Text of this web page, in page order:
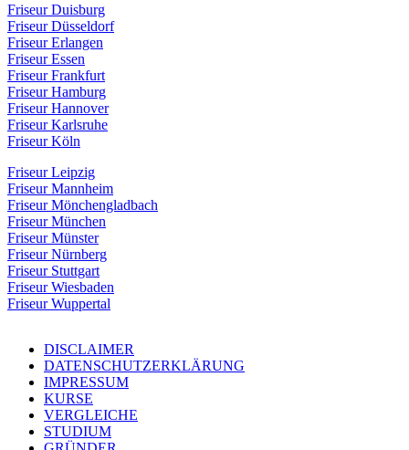
Friseur Duisburg
Friseur Düsseldorf
Friseur Erlangen
Friseur Essen
Friseur Frankfurt
Friseur Hamburg
Friseur Hannover
Friseur Karlsruhe
Friseur Köln
Friseur Leipzig
Friseur Mannheim
Friseur Mönchengladbach
Friseur München
Friseur Münster
Friseur Nürnberg
Friseur Stuttgart
Friseur Wiesbaden
Friseur Wuppertal
DISCLAIMER
DATENSCHUTZERKLÄRUNG
IMPRESSUM
KURSE
VERGLEICHE
STUDIUM